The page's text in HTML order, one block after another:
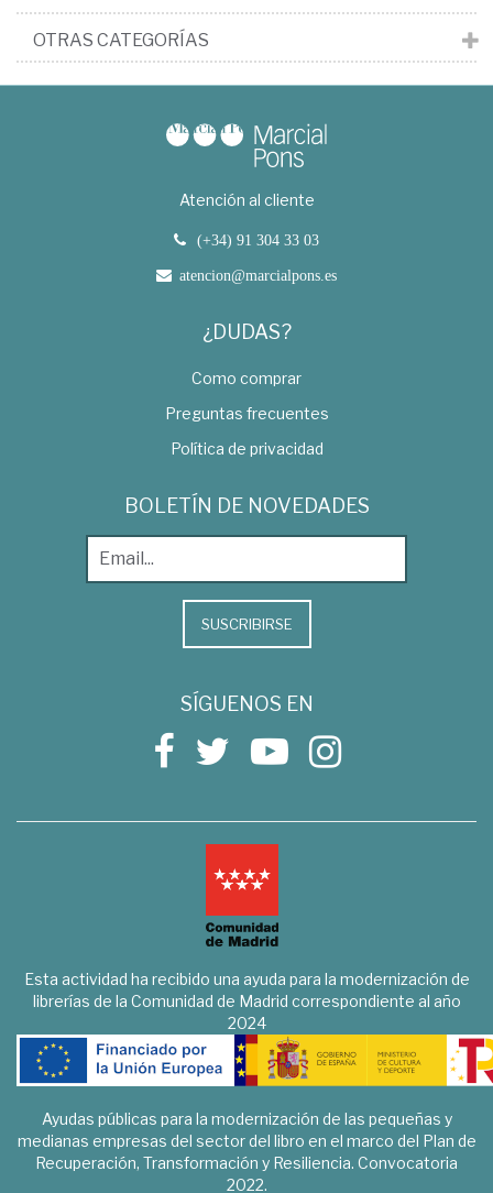
OTRAS CATEGORÍAS
Atención al cliente
(+34) 91 304 33 03
atencion@marcialpons.es
¿DUDAS?
Como comprar
Preguntas frecuentes
Política de privacidad
BOLETÍN DE NOVEDADES
SUSCRIBIRSE
SÍGUENOS EN
Esta actividad ha recibido una ayuda para la modernización de
librerías de la Comunidad de Madrid correspondiente al año
2024
Ayudas públicas para la modernización de las pequeñas y
medianas empresas del sector del libro en el marco del Plan de
Recuperación, Transformación y Resiliencia. Convocatoria
2022.